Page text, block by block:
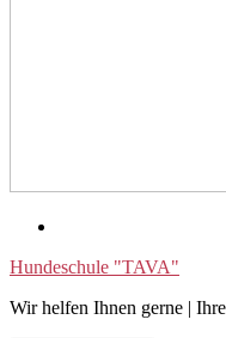
Hundeschule "TAVA"
Wir helfen Ihnen gerne |